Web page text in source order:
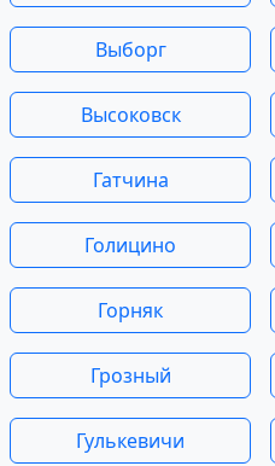
Выборг
Высоковск
Гатчина
Голицино
Горняк
Грозный
Гулькевичи